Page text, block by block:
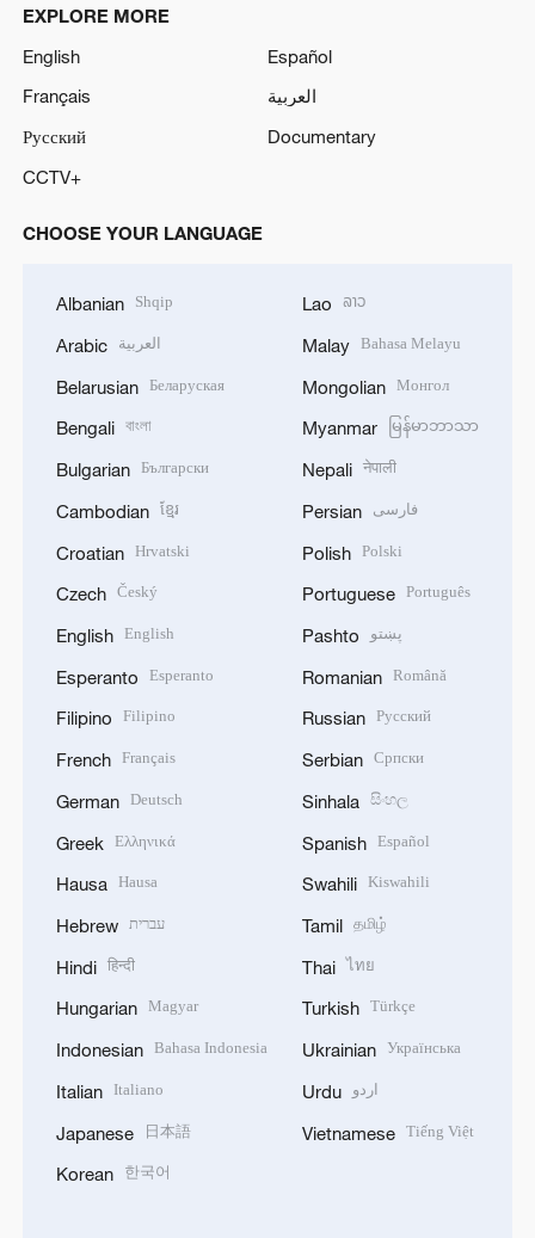
EXPLORE MORE
English
Español
Français
العربية
Русский
Documentary
CCTV+
CHOOSE YOUR LANGUAGE
Albanian Shqip
Arabic العربية
Belarusian Беларуская
Bengali বাংলা
Bulgarian Български
Cambodian ខ្មែរ
Croatian Hrvatski
Czech Český
English English
Esperanto Esperanto
Filipino Filipino
French Français
German Deutsch
Greek Ελληνικά
Hausa Hausa
Hebrew עברית
Hindi हिन्दी
Hungarian Magyar
Indonesian Bahasa Indonesia
Italian Italiano
Japanese 日本語
Korean 한국어
Lao ລາວ
Malay Bahasa Melayu
Mongolian Монгол
Myanmar မြန်မာဘာသာ
Nepali नेपाली
Persian فارسی
Polish Polski
Portuguese Português
Pashto پښتو
Romanian Română
Russian Русский
Serbian Српски
Sinhala සිංහල
Spanish Español
Swahili Kiswahili
Tamil தமிழ்
Thai ไทย
Turkish Türkçe
Ukrainian Українська
Urdu اردو
Vietnamese Tiếng Việt